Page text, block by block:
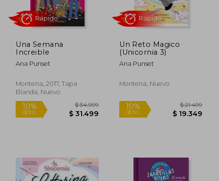
Una Semana
Increible
Ana Punset
Montena, 2017, Tapa
Blanda, Nuevo
Un Reto Magico
(Unicornia 3)
Ana Punset
Montena, Nuevo